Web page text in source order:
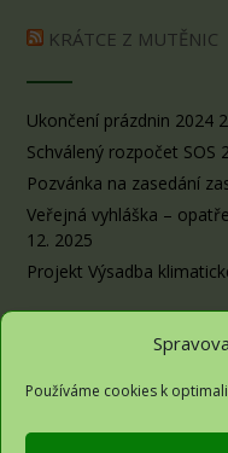
Používáme cookies k
KRÁTCE Z MUTĚNIC
Ukončení prázdnin 2024
Schválený rozpočet SOS
Pozvánka na zasedání
Veřejná vyhláška –
12. 2025
Projekt Výsadba
Obec